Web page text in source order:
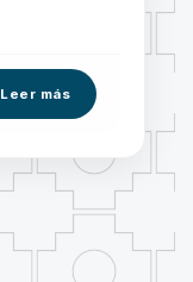
Leer más